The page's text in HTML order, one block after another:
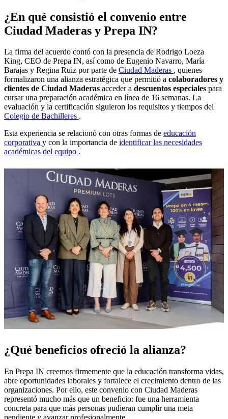
¿En qué consistió el convenio entre
Ciudad Maderas y Prepa IN?
La firma del acuerdo contó con la presencia de Rodrigo Loeza
King, CEO de Prepa IN, así como de Eugenio Navarro, María
Barajas y Regina Ruiz por parte de Ciudad Maderas , quienes
formalizaron una alianza estratégica que permitió a colaboradores y
clientes de Ciudad Maderas acceder a descuentos especiales para
cursar una preparación académica en línea de 16 semanas. La
evaluación y la certificación siguieron los requisitos y tiempos del
Colegio de Bachilleres .
Esta experiencia se relacionó con otras formas de educación
corporativa y con la importancia de identificar las necesidades
académicas del equipo .
¿Qué beneficios ofreció la alianza?
En Prepa IN creemos firmemente que la educación transforma vidas,
abre oportunidades laborales y fortalece el crecimiento dentro de las
organizaciones. Por ello, este convenio con Ciudad Maderas
representó mucho más que un beneficio: fue una herramienta
concreta para que más personas pudieran cumplir una meta
pendiente y avanzar profesionalmente.